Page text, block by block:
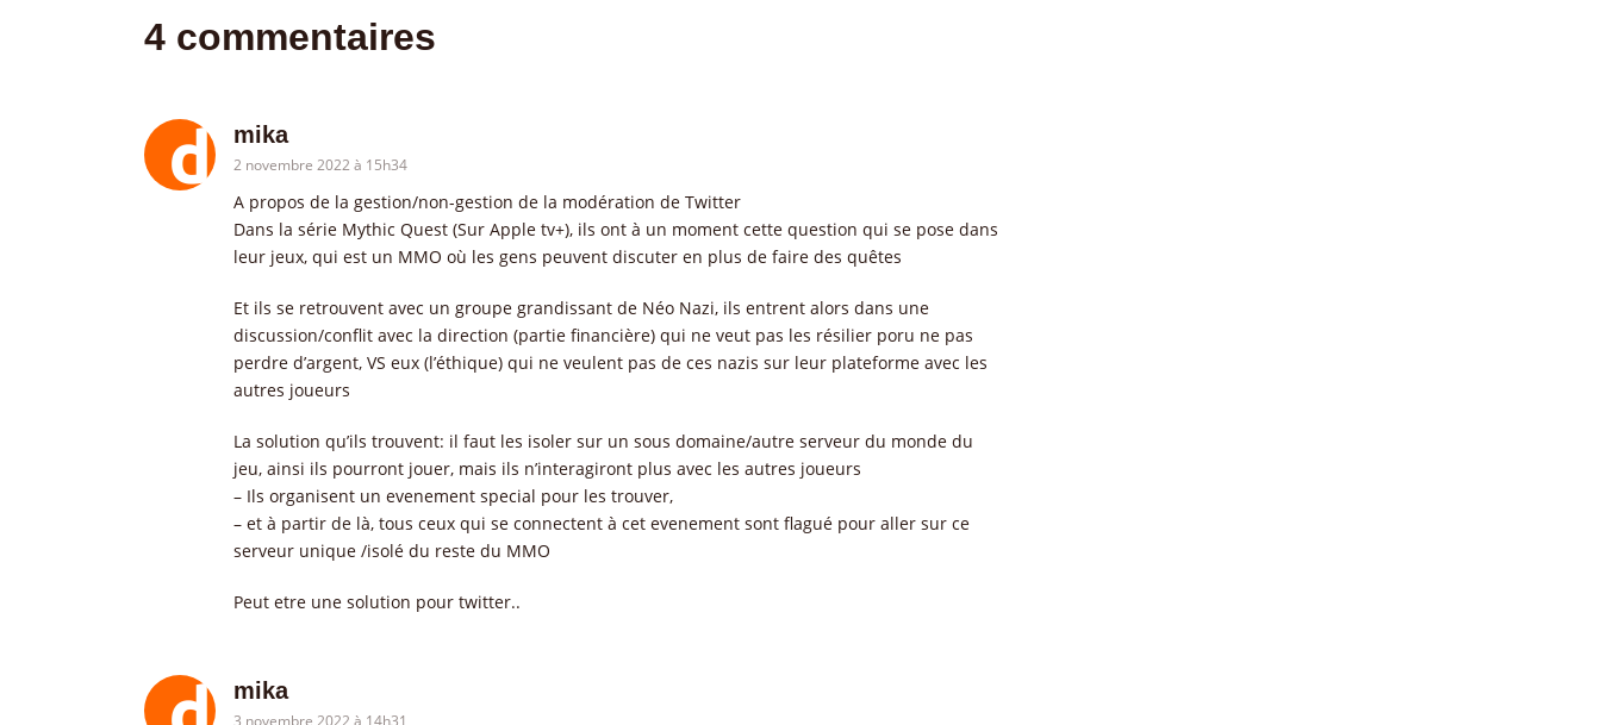
4 commentaires
mika
2 novembre 2022 à 15h34
A propos de la gestion/non-gestion de la modération de Twitter
Dans la série Mythic Quest (Sur Apple tv+), ils ont à un moment cette question qui se pose dans
leur jeux, qui est un MMO où les gens peuvent discuter en plus de faire des quêtes
Et ils se retrouvent avec un groupe grandissant de Néo Nazi, ils entrent alors dans une
discussion/conflit avec la direction (partie financière) qui ne veut pas les résilier poru ne pas
perdre d’argent, VS eux (l’éthique) qui ne veulent pas de ces nazis sur leur plateforme avec les
autres joueurs
La solution qu’ils trouvent: il faut les isoler sur un sous domaine/autre serveur du monde du
jeu, ainsi ils pourront jouer, mais ils n’interagiront plus avec les autres joueurs
– Ils organisent un evenement special pour les trouver,
– et à partir de là, tous ceux qui se connectent à cet evenement sont flagué pour aller sur ce
serveur unique /isolé du reste du MMO
Peut etre une solution pour twitter..
mika
3 novembre 2022 à 14h31